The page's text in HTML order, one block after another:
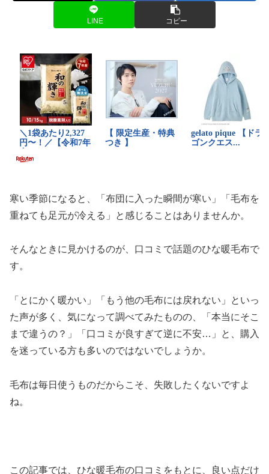
LINE コピー
寒い季節になると、「布団に入った瞬間が寒い」「毛布を
重ねても足元が冷える」と感じることはありませんか。
そんなときに見かけるのが、口コミで話題のひな暖毛布で
す。
「とにかく暖かい」「もう他の毛布には戻れない」といっ
た声が多く、気になって調べてみたものの、「本当にそこ
まで違うの？」「口コミが良すぎて逆に不安…」と、購入
を迷っている方も多いのではないでしょうか。
毛布は毎日使うものだからこそ、失敗したくないですよ
ね。
この記事では、ひな暖毛布の口コミをもとに、良い点だけ